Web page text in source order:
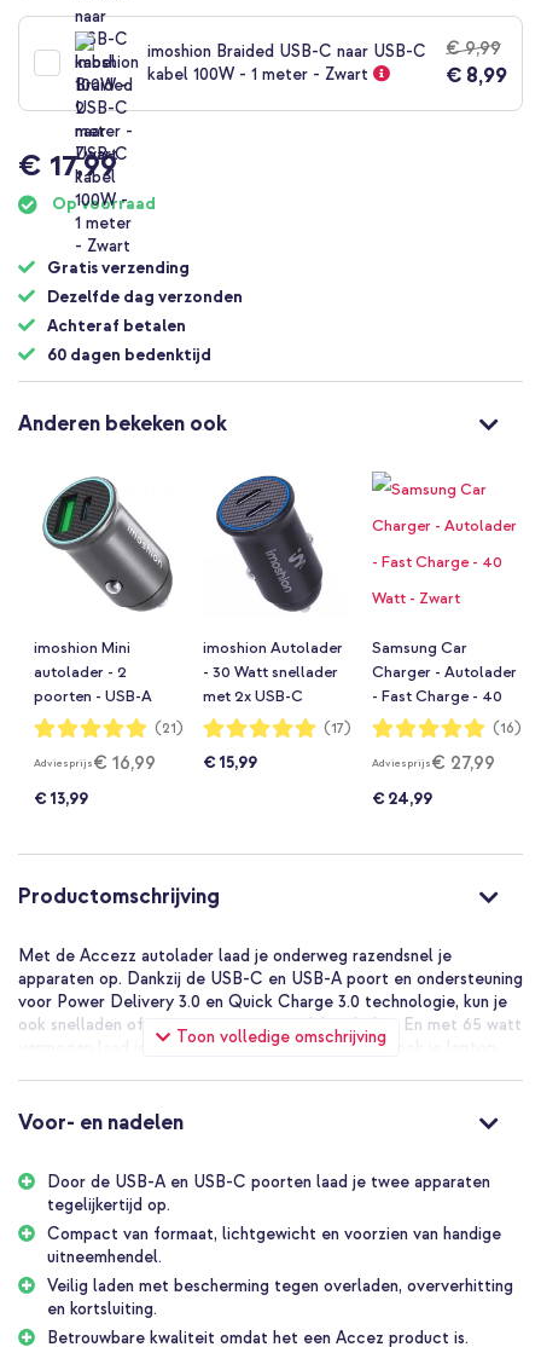
imoshion Braided USB-C naar USB-C
kabel 100W - 1 meter - Zwart
€ 9,99
€ 8,99
€ 17,99
Op voorraad
Gratis verzending
Dezelfde dag verzonden
Achteraf betalen
60 dagen bedenktijd
Anderen bekeken ook
imoshion Mini
autolader - 2
poorten - USB-A
Quick Charge -
Delivery - 60 Watt -
Zwart
Waardering:
98%
(21)
Adviesprijs€ 16,99
€ 13,99
imoshion Autolader
- 30 Watt snellader
met 2x USB-C
Waardering:
100%
(17)
€ 15,99
Samsung Car
Charger - Autolader
- Fast Charge - 40
Watt - Zwart
Waardering:
100%
(16)
Adviesprijs€ 27,99
€ 24,99
Productomschrijving
Toon volledige omschrijving
Met de Accezz autolader laad je onderweg razendsnel je
apparaten op. Dankzij de USB-C en USB-A poort en ondersteuning
voor Power Delivery 3.0 en Quick Charge 3.0 technologie, kun je
ook snelladen of twee apparaten tegelijk opladen. En met 65 watt
vermogen laad je naast een smartphone of tablet ook je laptop
3.0, waardoor je apparaten in no-time weer vol energie zitten. Met
een vermogen tot 65W op USB-C en 30W op USB-A laadt hij
moeiteloos een laptop, tablet of smartphone op. Gebruik je beide
poorten? Dan wordt het vermogen verdeeld voor efficiënt
opladen zonder oververhitting, beide poorten delen dan een
vermogen van 20 watt.
Voor- en nadelen
Door de USB-A en USB-C poorten laad je twee apparaten
tegelijkertijd op.
Compact van formaat, lichtgewicht en voorzien van handige
uitneemhendel.
Veilig laden met bescherming tegen overladen, oververhitting
en kortsluiting.
Betrouwbare kwaliteit omdat het een Accez product is.